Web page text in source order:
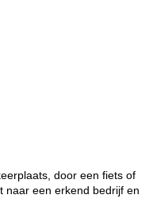
door een fiets of
naar een erkend bedrijf en